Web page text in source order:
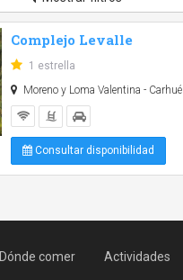
Complejo Levalle
1 estrella
Moreno y Loma Valentina - Carhué
Consultar disponibilidad
Dónde comer Actividades